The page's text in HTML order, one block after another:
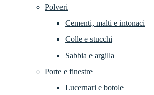
Polveri
Cementi, malti e intonaci
Colle e stucchi
Sabbia e argilla
Porte e finestre
Lucernari e botole